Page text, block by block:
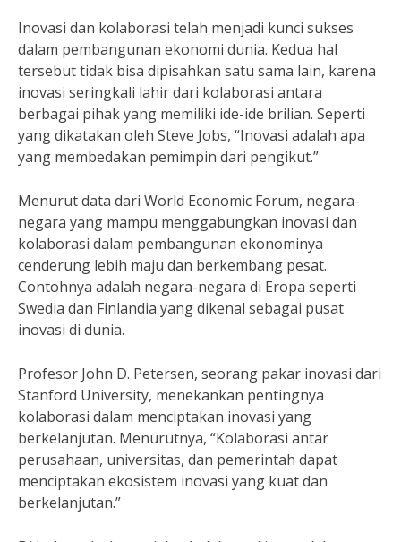
Inovasi dan kolaborasi telah menjadi kunci sukses
dalam pembangunan ekonomi dunia. Kedua hal
tersebut tidak bisa dipisahkan satu sama lain, karena
inovasi seringkali lahir dari kolaborasi antara
berbagai pihak yang memiliki ide-ide brilian. Seperti
yang dikatakan oleh Steve Jobs, “Inovasi adalah apa
yang membedakan pemimpin dari pengikut.”
Menurut data dari World Economic Forum, negara-
negara yang mampu menggabungkan inovasi dan
kolaborasi dalam pembangunan ekonominya
cenderung lebih maju dan berkembang pesat.
Contohnya adalah negara-negara di Eropa seperti
Swedia dan Finlandia yang dikenal sebagai pusat
inovasi di dunia.
Profesor John D. Petersen, seorang pakar inovasi dari
Stanford University, menekankan pentingnya
kolaborasi dalam menciptakan inovasi yang
berkelanjutan. Menurutnya, “Kolaborasi antar
perusahaan, universitas, dan pemerintah dapat
menciptakan ekosistem inovasi yang kuat dan
berkelanjutan.”